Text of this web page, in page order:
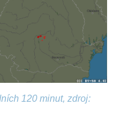
120 minut, zdroj: